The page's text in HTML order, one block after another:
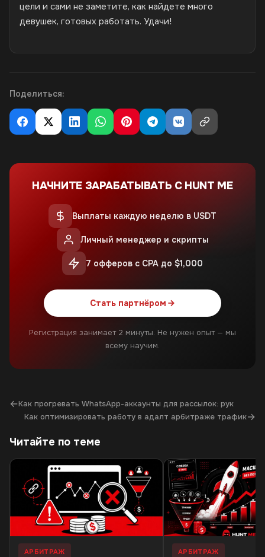
цели и сами не заметите, как найдете много
девушек, готовых работать. Удачи!
Поделиться:
НАЧНИТЕ ЗАРАБАТЫВАТЬ С HUNT ME
Выплаты каждую неделю в USDT
Личный менеджер и скрипты
7 офферов с CPA до $1,000
Стать партнёром
Регистрация занимает 2 минуты. Не нужен опыт — мы
всему научим.
←Как прогревать WhatsApp-аккаунты для рассылок: рук
Как оптимизировать работу в адалт арбитраже трафик→
Читайте по теме
АРБИТРАЖ АРБИТРАЖ